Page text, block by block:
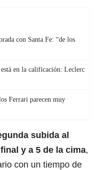
con Santa Fe: “de los
en la calificación: Leclerc
Ferrari parecen muy
subida al
y a 5 de la cima,
con un tiempo de